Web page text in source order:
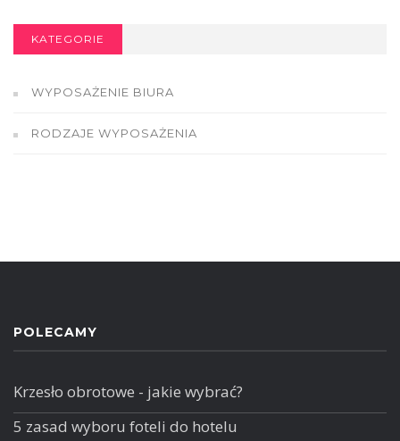
KATEGORIE
WYPOSAŻENIE BIURA
RODZAJE WYPOSAŻENIA
POLECAMY
Krzesło obrotowe - jakie wybrać?
5 zasad wyboru foteli do hotelu